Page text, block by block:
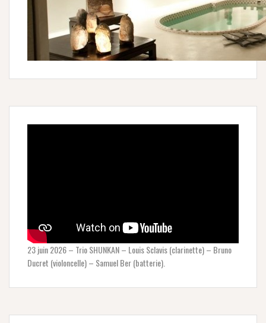
23 juin 2026 – Trio SHUNKAN – Louis Sclavis (clarinette) – Bruno
Ducret (violoncelle) – Samuel Ber (batterie).